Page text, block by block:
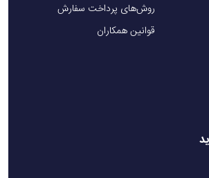
روش‌های پرداخت سفارش
قوانین همکاران